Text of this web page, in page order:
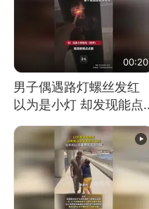
00:20
男子偶遇路灯螺丝发红
以为是小灯 却发现能点
燃香烟 当事人：已报警
处理